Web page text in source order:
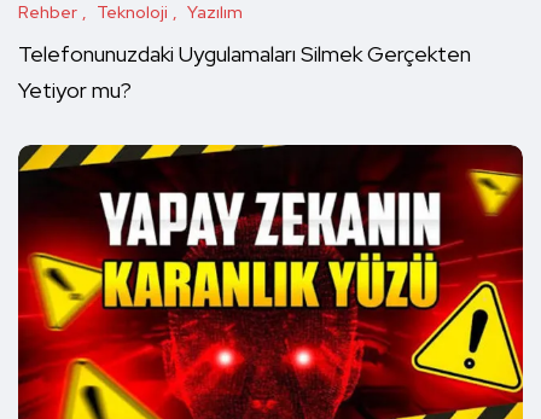
Rehber Teknoloji Yazılım
Telefonunuzdaki Uygulamaları Silmek Gerçekten
Yetiyor mu?